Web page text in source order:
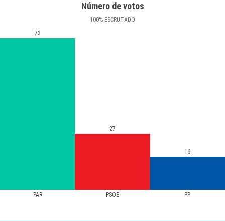
Número de votos
100% ESCRUTADO
PAR PSOE PP
73
27
16